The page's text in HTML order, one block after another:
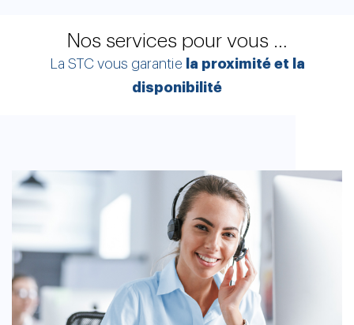
Nos services pour vous …
La STC vous garantie
la proximité et la
disponibilité